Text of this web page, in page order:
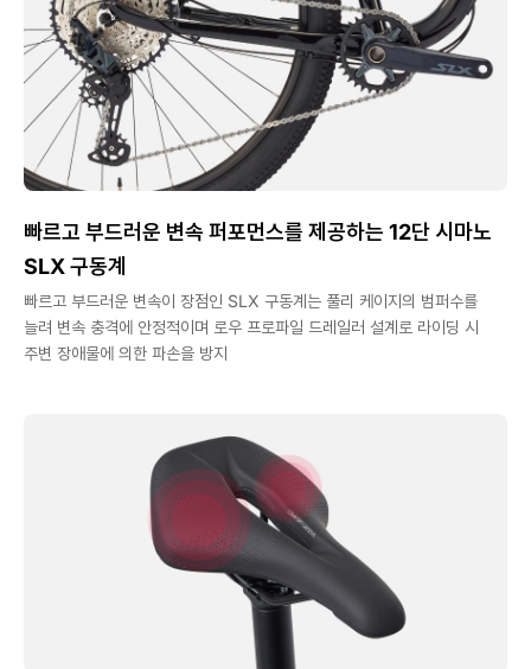
빠르고 부드러운 변속 퍼포먼스를 제공하는 12단 시마노
SLX 구동계
빠르고 부드러운 변속이 장점인 SLX 구동계는 풀리 케이지의 범퍼수를
늘려 변속 충격에 안정적이며 로우 프로파일 드레일러 설계로 라이딩 시
주변 장애물에 의한 파손을 방지